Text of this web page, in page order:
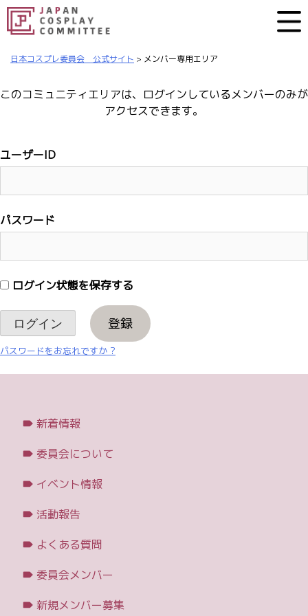
日本コスプレ委員会 公式サイト > メンバー専用エリア
このコミュニティエリアは、ログインしているメンバーのみが
アクセスできます。
ユーザーID
パスワード
ログイン状態を保存する
登録
パスワードをお忘れですか ?
新着情報
委員会について
イベント情報
活動報告
よくある質問
委員会メンバー
新規メンバー募集